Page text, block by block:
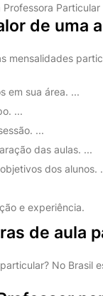
Particular
de uma
mensalidades
em sua área. ...
...
...
das aulas. ...
dos alunos.
e experiência.
de aula
No Brasil